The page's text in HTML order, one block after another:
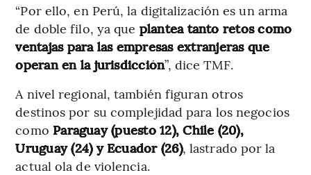
“Por ello, en Perú, la digitalización es un arma
de doble filo, ya que plantea tanto retos como
ventajas para las empresas extranjeras que
operan en la jurisdicción”, dice TMF.
A nivel regional, también figuran otros
destinos por su complejidad para los negocios
como Paraguay (puesto 12), Chile (20),
Uruguay (24) y Ecuador (26), lastrado por la
actual ola de violencia.